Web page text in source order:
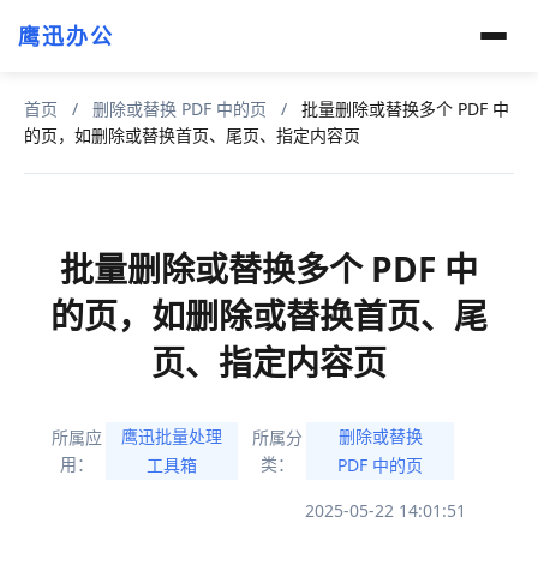
鹰迅办公
首页 / 删除或替换 PDF 中的页 /
批量删除或替换多个 PDF 中
的页，如删除或替换首页、尾页、指定内容页
批量删除或替换多个 PDF 中
的页，如删除或替换首页、尾
页、指定内容页
所属应
用：
鹰迅批量处理
工具箱
所属分
类：
删除或替换
PDF 中的页
2025-05-22 14:01:51